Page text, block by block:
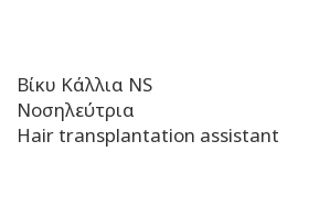
Βίκυ Κάλλια NS
Νοσηλεύτρια
Hair transplantation assistant